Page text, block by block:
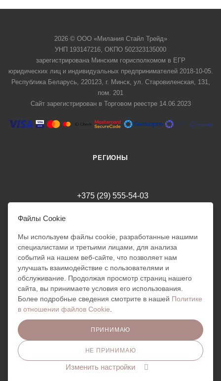
Милания
Добрый день!
Готова помочь вам. Напишите
мне, если у вас появятся
2026 © ООО «Милания Стайл Трейд»
УНП 193147216, ОКПО 502323135000
зарегистрирована Минским горисполкомом в ЕГР
юридических лиц и индивидуальных предпринимателей 2018-10-05.
Республика Беларусь, 220123, г. Минск, ул. Старовиленская, 131,
пом. 201
Сайт зарегистрирован в Торговом реестре 14.06.2023
РЕГИОНЫ
+375 (29) 555-54-03
г. Минск
Режим работы интернет-магазина: 24/7
Обработка заказов: 10:00 - 18:00
Отправка заказов ПН - ПТ:
Файлы Cookie
Мы используем файлы cookie, разработанные нашими
специалистами и третьими лицами, для анализа
событий на нашем веб-сайте, что позволяет нам
улучшать взаимодействие с пользователями и
обслуживание. Продолжая просмотр страниц нашего
сайта, вы принимаете условия его использования.
Более подробные сведения смотрите в нашей Политике
в отношении файлов Cookie
ПРИНИМАЮ
НЕ ПРИНИМАЮ
Изменить настройки